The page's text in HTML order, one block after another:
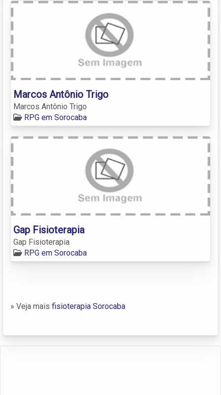
Marcos Antônio Trigo
Marcos Antônio Trigo
RPG em Sorocaba
Gap Fisioterapia
Gap Fisioterapia
RPG em Sorocaba
» Veja mais fisioterapia Sorocaba